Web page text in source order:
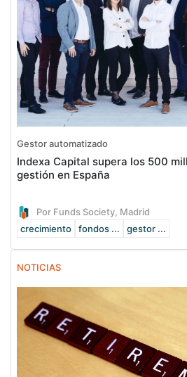
Gestor automatizado
Indexa Capital supera los 500
gestión en España
Por Funds Society, Madrid
crecimiento
fondos ... gestor ...
NOTICIAS